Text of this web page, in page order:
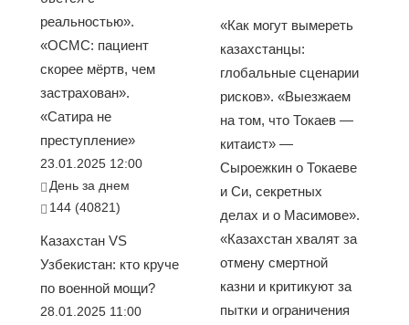
реальностью».
«ОСМС: пациент
скорее мёртв, чем
застрахован».
«Сатира не
преступление»
23.01.2025 12:00
День за днем
144 (40821)
Казахстан VS
Узбекистан: кто круче
по военной мощи?
28.01.2025 11:00
«Как могут вымереть
казахстанцы:
глобальные сценарии
рисков». «Выезжаем
на том, что Токаев —
китаист» —
Сыроежкин о Токаеве
и Си, секретных
делах и о Масимове».
«Казахстан хвалят за
отмену смертной
казни и критикуют за
пытки и ограничения